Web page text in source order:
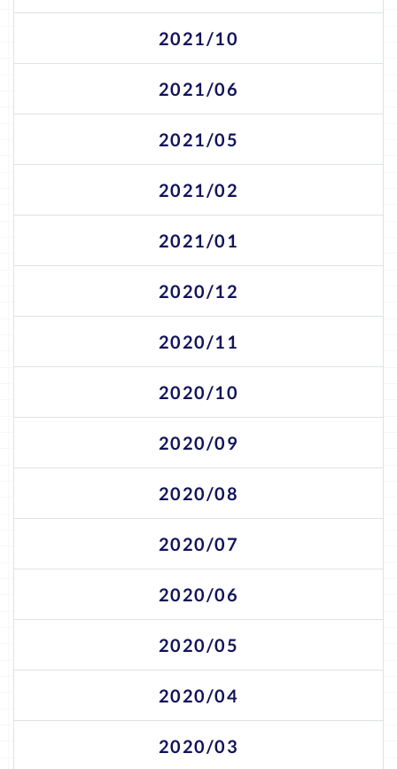
2021/10
2021/06
2021/05
2021/02
2021/01
2020/12
2020/11
2020/10
2020/09
2020/08
2020/07
2020/06
2020/05
2020/04
2020/03